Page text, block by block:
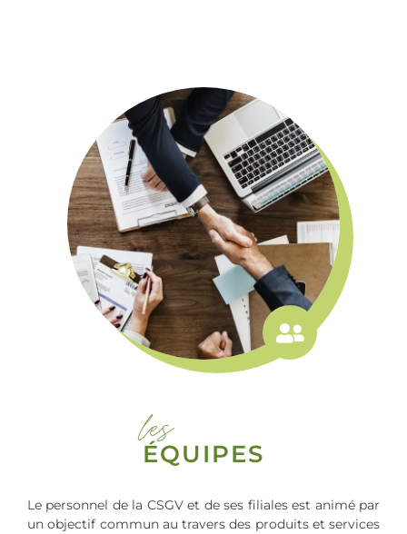
les
ÉQUIPES
Le personnel de la CSGV et de ses filiales est animé par
un objectif commun au travers des produits et services